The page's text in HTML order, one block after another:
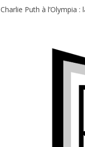
Charlie Puth à l’Olympia
Première édition du